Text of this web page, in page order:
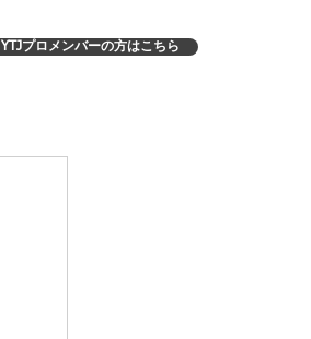
YTJプロメンバーの方はこちら